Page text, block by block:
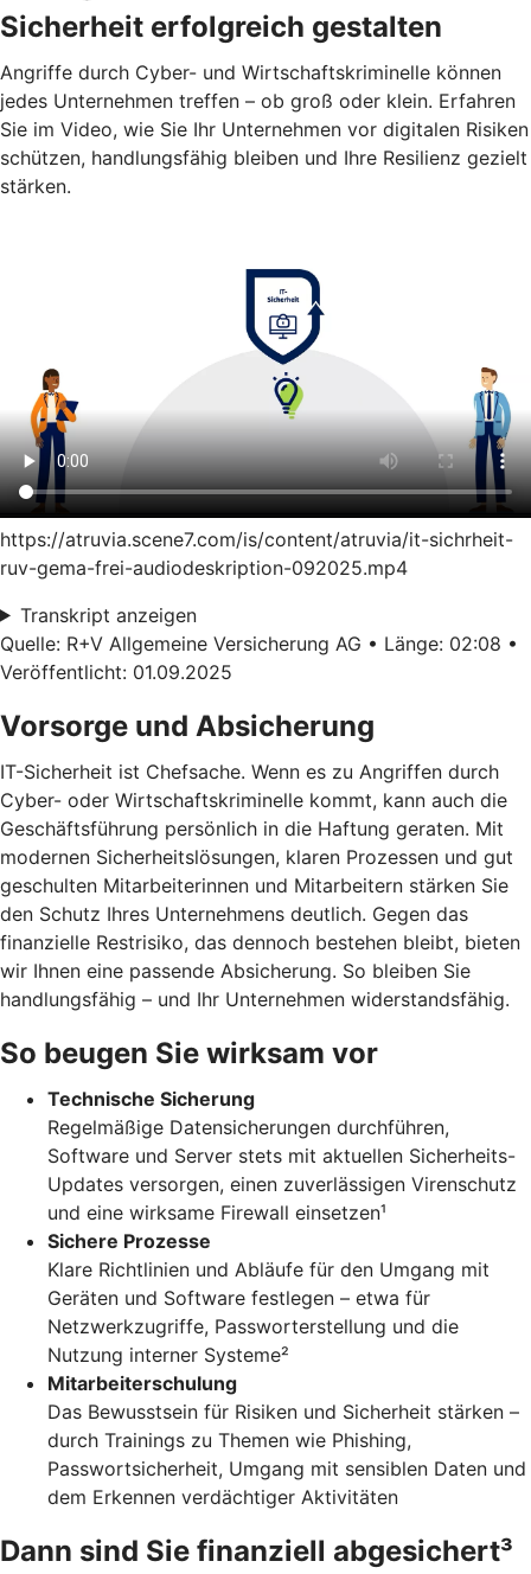
Sicherheit erfolgreich gestalten
Angriffe durch Cyber- und Wirtschaftskriminelle können
jedes Unternehmen treffen – ob groß oder klein. Erfahren
Sie im Video, wie Sie Ihr Unternehmen vor digitalen Risiken
schützen, handlungsfähig bleiben und Ihre Resilienz gezielt
stärken.
https://atruvia.scene7.com/is/content/atruvia/it-sichrheit-
ruv-gema-frei-audiodeskription-092025.mp4
Transkript anzeigen
Quelle: R+V Allgemeine Versicherung AG • Länge: 02:08 •
Veröffentlicht: 01.09.2025
Vorsorge und Absicherung
IT-Sicherheit ist Chefsache. Wenn es zu Angriffen durch
Cyber- oder Wirtschaftskriminelle kommt, kann auch die
Geschäftsführung persönlich in die Haftung geraten. Mit
modernen Sicherheitslösungen, klaren Prozessen und gut
geschulten Mitarbeiterinnen und Mitarbeitern stärken Sie
den Schutz Ihres Unternehmens deutlich. Gegen das
finanzielle Restrisiko, das dennoch bestehen bleibt, bieten
wir Ihnen eine passende Absicherung. So bleiben Sie
handlungsfähig – und Ihr Unternehmen widerstandsfähig.
So beugen Sie wirksam vor
Technische Sicherung
Regelmäßige Datensicherungen durchführen,
Software und Server stets mit aktuellen Sicherheits-
Updates versorgen, einen zuverlässigen Virenschutz
und eine wirksame Firewall einsetzen¹
Sichere Prozesse
Klare Richtlinien und Abläufe für den Umgang mit
Geräten und Software festlegen – etwa für
Netzwerkzugriffe, Passworterstellung und die
Nutzung interner Systeme²
Mitarbeiterschulung
Das Bewusstsein für Risiken und Sicherheit stärken –
durch Trainings zu Themen wie Phishing,
Passwortsicherheit, Umgang mit sensiblen Daten und
dem Erkennen verdächtiger Aktivitäten
Dann sind Sie finanziell abgesichert³